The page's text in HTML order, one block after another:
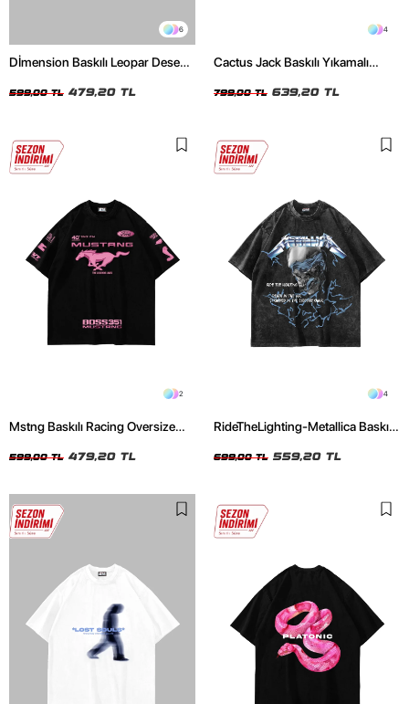
6
Dİmension Baskılı Leopar Desenli
Tshirt
599,00 TL 479,20 TL
4
Cactus Jack Baskılı Yıkamalı
799,00 TL 639,20 TL
2
Mstng Baskılı Racing Oversize
599,00 TL 479,20 TL
4
RideTheLighting-Metallica Baskılı
Tshirt
699,00 TL 559,20 TL